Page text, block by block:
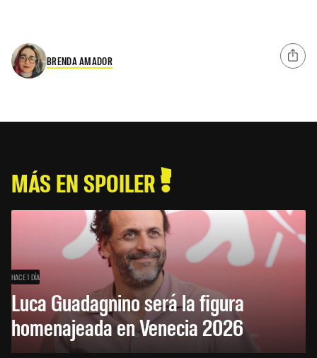
BRENDA AMADOR
MÁS EN SPOILER
HACE 1 DÍA
Luca Guadagnino será la figura
homenajeada en Venecia 2026